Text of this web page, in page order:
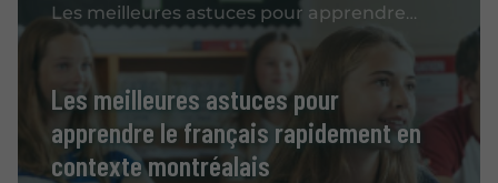
Les meilleures astuces pour apprendre le français rapidement en contexte montréalais
Les meilleures astuces pour
apprendre le français rapidement en
contexte montréalais